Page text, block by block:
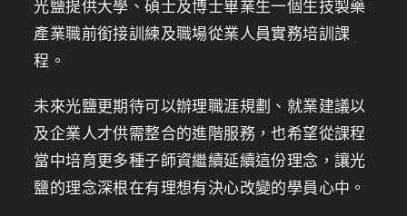
光鹽提供大學、碩士及博士畢業生一個生技製藥
產業職前銜接訓練及職場從業人員實務培訓課
程。
未來光鹽更期待可以辦理職涯規劃、就業建議以
及企業人才供需整合的進階服務，也希望從課程
當中培育更多種子師資繼續延續這份理念，讓光
鹽的理念深根在有理想有決心改變的學員心中。